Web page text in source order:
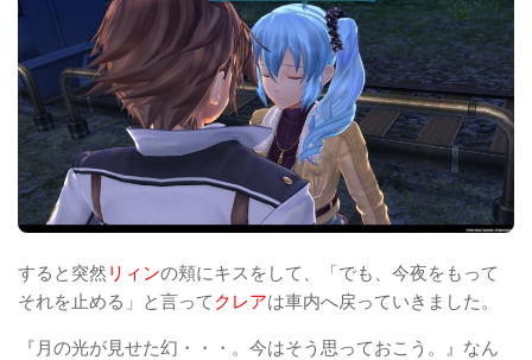
すると突然 リィンの頬にキスをして、「でも、今夜をもって
それを止める」と言ってクレアは車内へ戻っていきました。
『月の光が見せた幻・・・。今はそう思っておこう。』なん